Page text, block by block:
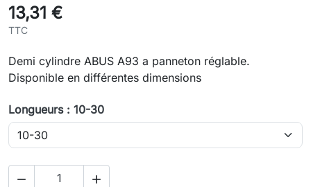
13,31 €
TTC
Demi cylindre ABUS A93 a panneton réglable.
Disponible en différentes dimensions
Longueurs : 10-30
 